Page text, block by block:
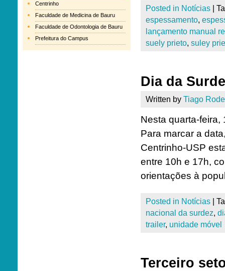
Centrinho
Faculdade de Medicina de Bauru
Faculdade de Odontologia de Bauru
Prefeitura do Campus
Posted in Notícias
espessamento,
lançamento manual
suely prieto, suley
Dia da
Written by Tiago
Nesta quarta-feira,
Para marcar a
Centrinho-USP
entre 10h e 17h,
orientações à
Posted in Notícias
nacional da surdez,
trailer, unidade móvel
Terceiro